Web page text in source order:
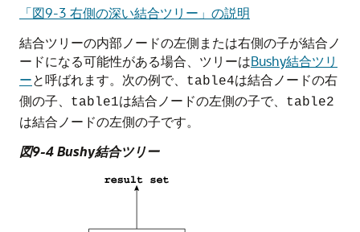
「図9-3 右側の深い結合ツリー」の説明
結合ツリーの内部ノードの左側または右側の子が結合ノ
ードになる可能性がある場合、ツリーはBushy結合ツリ
ーと呼ばれます。次の例で、 table4は結合ノードの右
側の子、
table1は結合ノードの左側の子で、 table2
は結合ノードの左側の子です。
図9-4 Bushy結合ツリー